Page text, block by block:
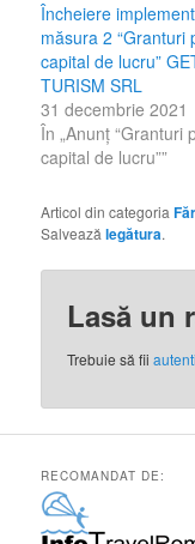
Încheiere
măsura 2 “Granturi
capital de lucru”
TURISM SRL
31 decembrie 2021
În „Anunț “Granturi
capital de lucru””
Articol din categoria
Salveazălegătura.
Lasă un
Trebuie să fii
RECOMANDAT DE: